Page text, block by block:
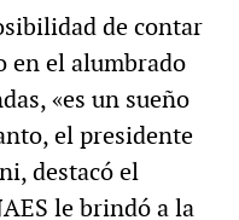
de contar
en el alumbrado
«es un sueño
el presidente
destacó el
le brindó a la